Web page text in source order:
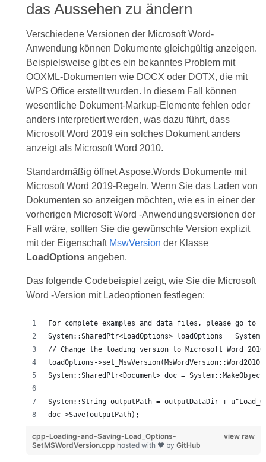
das Aussehen zu ändern
Verschiedene Versionen der Microsoft Word-
Anwendung können Dokumente gleichgültig anzeigen.
Beispielsweise gibt es ein bekanntes Problem mit
OOXML-Dokumenten wie DOCX oder DOTX, die mit
WPS Office erstellt wurden. In diesem Fall können
wesentliche Dokument-Markup-Elemente fehlen oder
anders interpretiert werden, was dazu führt, dass
Microsoft Word 2019 ein solches Dokument anders
anzeigt als Microsoft Word 2010.
Standardmäßig öffnet Aspose.Words Dokumente mit
Microsoft Word 2019-Regeln. Wenn Sie das Laden von
Dokumenten so anzeigen möchten, wie es in einer der
vorherigen Microsoft Word -Anwendungsversionen der
Fall wäre, sollten Sie die gewünschte Version explizit
mit der Eigenschaft MswVersion der Klasse
LoadOptionsangeben.
Das folgende Codebeispiel zeigt, wie Sie die Microsoft
Word -Version mit Ladeoptionen festlegen:
For complete examples and data files, please go to
System::SharedPtr<LoadOptions> loadOptions =
// Change the loading version to Microsoft Word
loadOptions-
System::SharedPtr<Document> doc =
System::String outputPath = outputDataDir +
doc->Save(outputPath);
view raw
cpp-Loading-and-Saving-Load_Options-
SetMSWordVersion.cpp hosted with ❤ by GitHub